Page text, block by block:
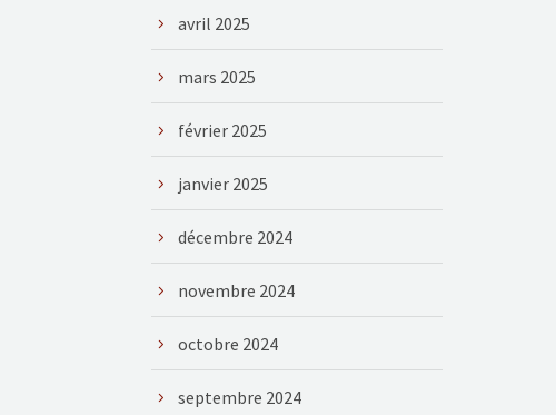
avril 2025
mars 2025
février 2025
janvier 2025
décembre 2024
novembre 2024
octobre 2024
septembre 2024